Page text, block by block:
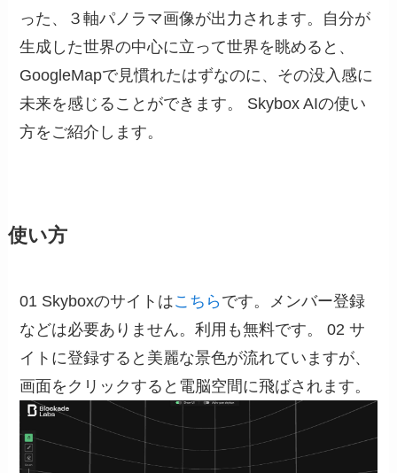
った、３軸パノラマ画像が出力されます。自分が
生成した世界の中心に立って世界を眺めると、
GoogleMapで見慣れたはずなのに、その没入感に
未来を感じることができます。
Skybox AIの使い
方をご紹介します。
使い方
01 Skyboxのサイトはこちら です。メンバー登録
などは必要ありません。利用も無料です。 02 サ
イトに登録すると美麗な景色が流れていますが、
画面をクリックすると電脳空間に飛ばされます。